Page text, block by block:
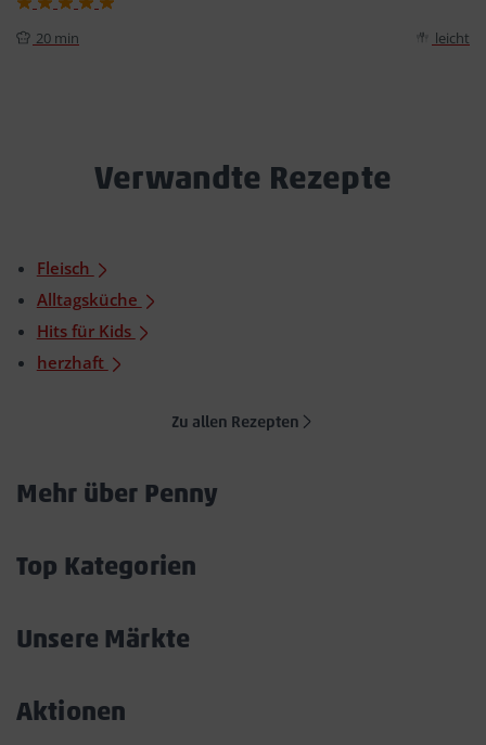
20 min leicht
Verwandte Rezepte
Fleisch
Alltagsküche
Hits für Kids
herzhaft
Zu allen Rezepten
Mehr über Penny
Top Kategorien
Unsere Märkte
Aktionen